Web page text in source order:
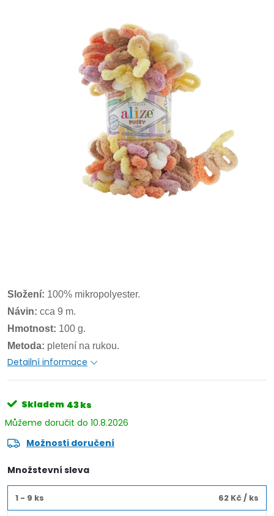
Složení: 100% mikropolyester.
Návin: cca 9 m.
Hmotnost: 100 g.
Metoda: pletení na rukou.
Detailní informace
Skladem 43 ks
10.8.2026
Možnosti doručení
Množstevní sleva
1 - 9 ks 62 Kč/ ks